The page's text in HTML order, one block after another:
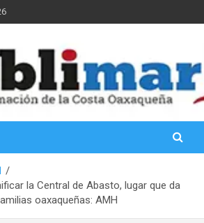
la Central de Abasto, lugar que da
oaxaqueñas: AMH